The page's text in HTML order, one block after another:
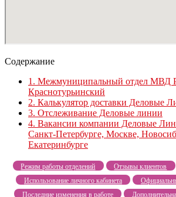
Содержание
1. Межмуниципальный отдел МВД
Краснотурьинский
2. Калькулятор доставки Деловые
3. Отслеживание Деловые линии
4. Вакансии компании Деловые
Санкт-Петербурге, Москве,
Екатеринбурге
Режим работы отделений Отзывы клиентов
Использование личного кабинета
Последние изменения в работе